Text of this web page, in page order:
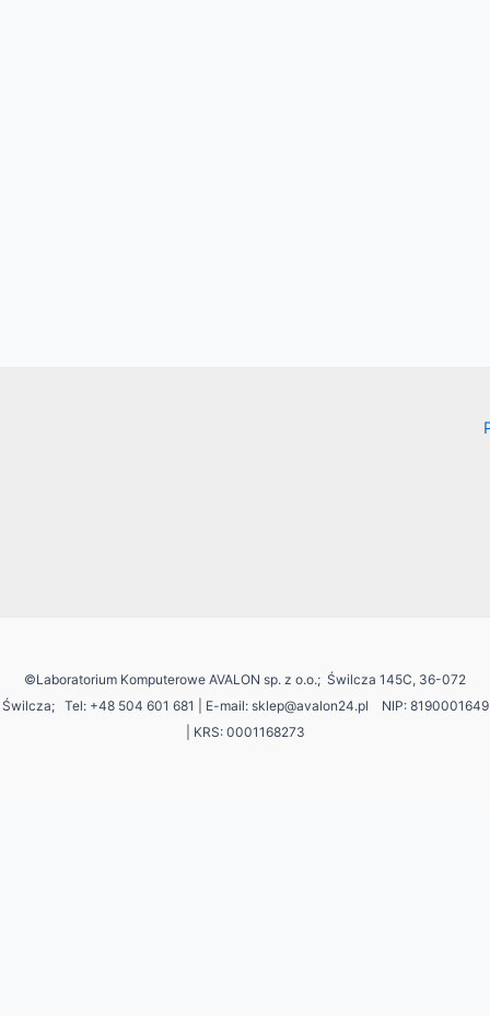
©Laboratorium Komputerowe AVALON sp. z o.o.; Świlcza 145C, 36-072
Świlcza; Tel: +48 504 601 681 | E-mail: sklep@avalon24.pl NIP: 8190001649
| KRS: 0001168273